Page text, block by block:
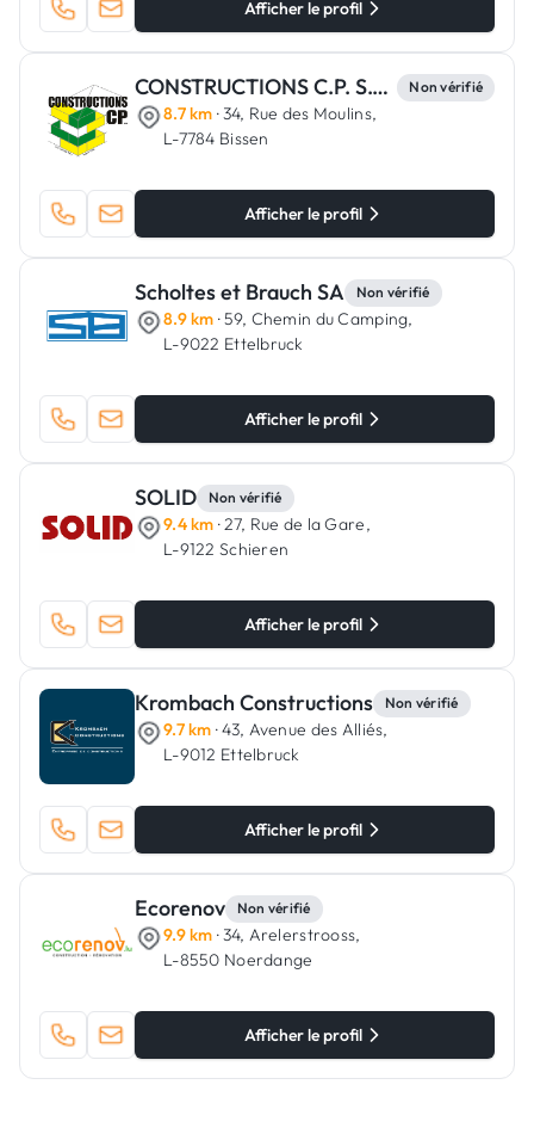
Afficher le profil
CONSTRUCTIONS C.P. S.C.A. Non vérifié
8.7 km · 34, Rue des Moulins,
L-7784 Bissen
Afficher le profil
Scholtes et Brauch SA Non vérifié
8.9 km · 59, Chemin du Camping,
L-9022 Ettelbruck
Afficher le profil
SOLID Non vérifié
9.4 km · 27, Rue de la Gare,
L-9122 Schieren
Afficher le profil
Krombach Constructions Non vérifié
9.7 km · 43, Avenue des Alliés,
L-9012 Ettelbruck
Afficher le profil
Ecorenov Non vérifié
9.9 km · 34, Arelerstrooss,
L-8550 Noerdange
Afficher le profil